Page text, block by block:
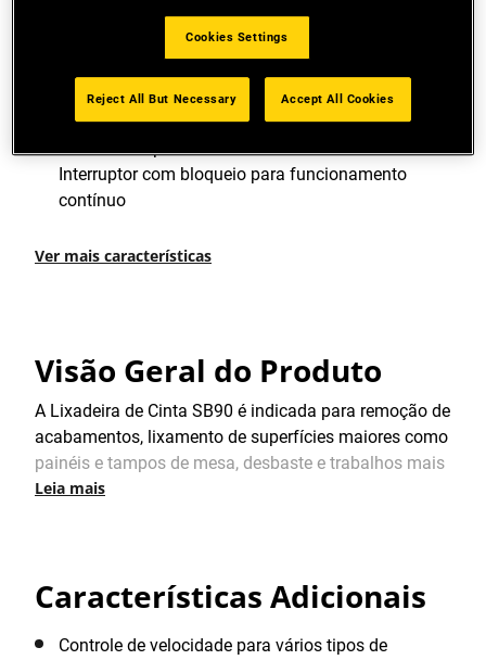
Design compacto com empunhaduras
emborrachadas para melhor conforto e diminuir a
fadiga
Desenho de perfil baixo nas roldanas dianteiras
Interruptor com bloqueio para funcionamento
contínuo
Ver mais características
Visão Geral do Produto
A Lixadeira de Cinta SB90 é indicada para remoção de
acabamentos, lixamento de superfícies maiores como
painéis e tampos de mesa, desbaste e trabalhos mais
pesados.
Leia mais
Características Adicionais
Controle de velocidade para vários tipos de
Cookies Settings
Reject All But Necessary Accept All Cookies